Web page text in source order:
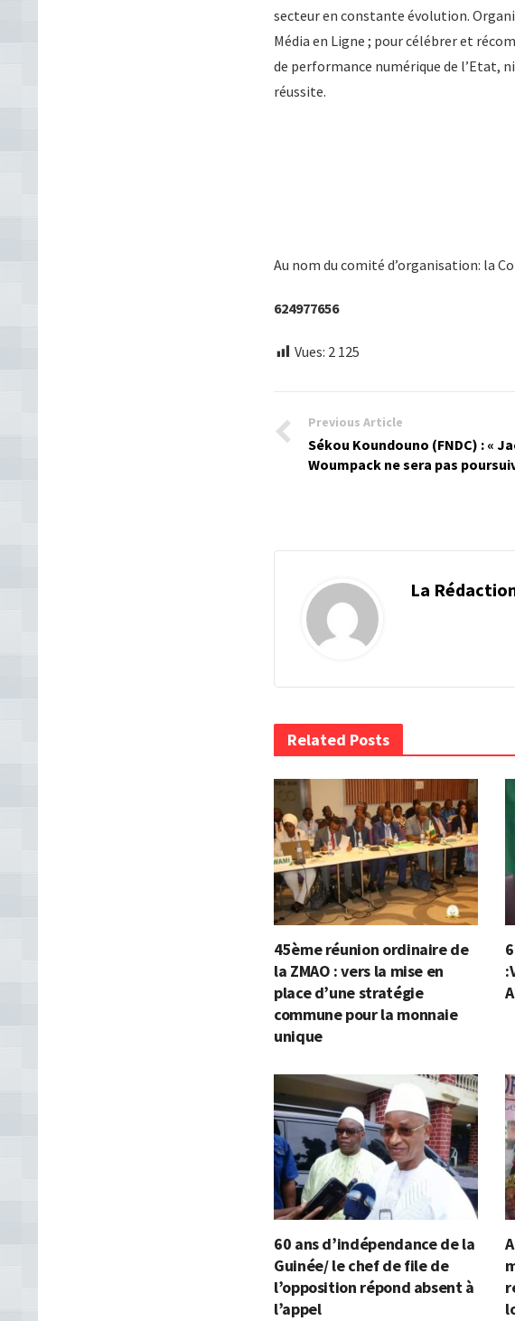
secteur en constante évolution.
Média en Ligne ; pour célébrer et
de performance numérique de l’Etat,
réussite.
Au nom du comité d’organisation: la
624977656
Vues: 2 125
Previous Article
Sékou Koundouno (FNDC) : «
Woumpack ne sera pas
La
Related Posts
45ème réunion ordinaire de
la ZMAO : vers la mise en
place d’une stratégie
commune pour la monnaie
unique
60 ans d’indépendance de la
Guinée/ le chef de file de
l’opposition répond absent à
l’appel